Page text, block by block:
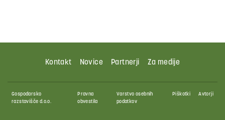
Kontakt Novice Partnerji Za medije
Gospodarsko
razstavišče d.o.o.
Pravna
obvestila
Varstvo osebnih
podatkov
Piškotki Avtorji